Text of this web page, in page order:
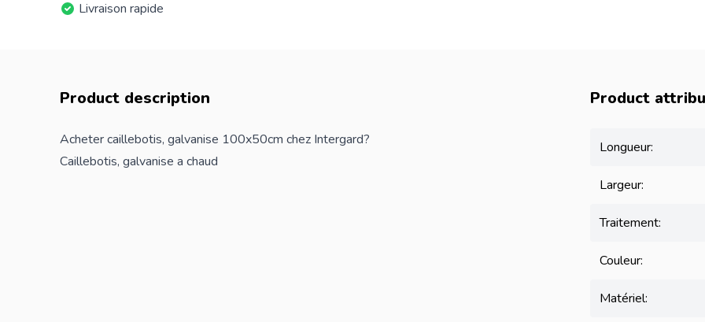
Livraison rapide
Product description
Acheter caillebotis, galvanise 100x50cm chez Intergard?
Caillebotis, galvanise a chaud
Product
Longueur:
Largeur:
Traitement:
Couleur:
Matériel: